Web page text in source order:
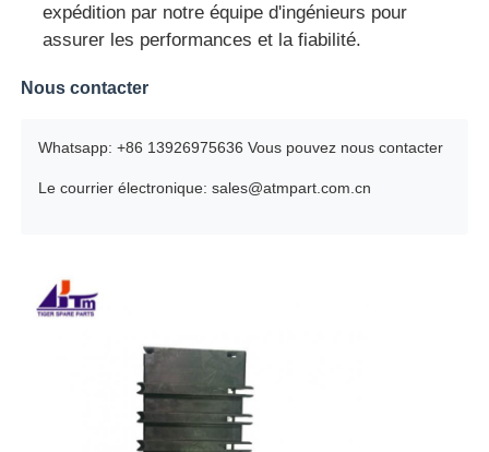
expédition par notre équipe d'ingénieurs pour
assurer les performances et la fiabilité.
Nous contacter
Whatsapp: +86 13926975636 Vous pouvez nous contacter
Le courrier électronique: sales@atmpart.com.cn